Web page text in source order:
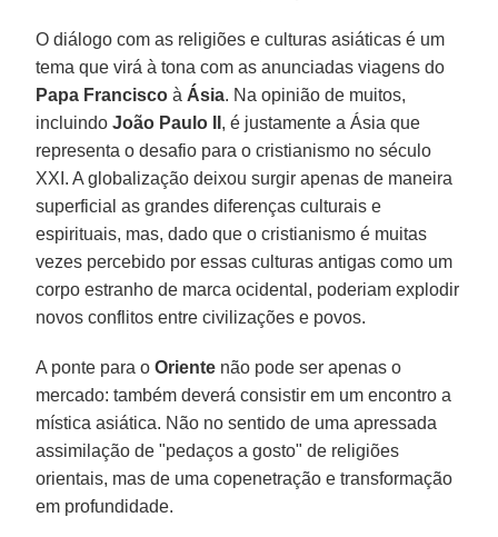
O diálogo com as religiões e culturas asiáticas é um
tema que virá à tona com as anunciadas viagens do
Papa Francisco à Ásia. Na opinião de muitos,
incluindoJoão Paulo II , é justamente a Ásia que
representa o desafio para o cristianismo no século
XXI. A globalização deixou surgir apenas de maneira
superficial as grandes diferenças culturais e
espirituais, mas, dado que o cristianismo é muitas
vezes percebido por essas culturas antigas como um
corpo estranho de marca ocidental, poderiam explodir
novos conflitos entre civilizações e povos.
A ponte para oOriente não pode ser apenas o
mercado: também deverá consistir em um encontro a
mística asiática. Não no sentido de uma apressada
assimilação de "pedaços a gosto" de religiões
orientais, mas de uma copenetração e transformação
em profundidade.